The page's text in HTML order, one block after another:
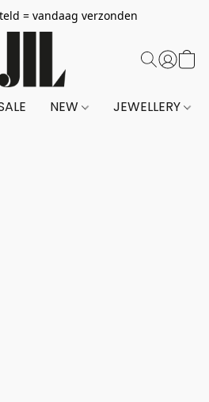
= vandaag verzonden
NEW JEWELLERY